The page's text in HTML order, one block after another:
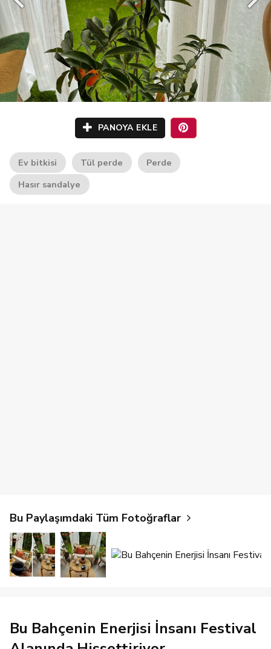
PANOYA EKLE
Ev bitkisi Tül perde
Perde
Hasır sandalye
Bu Paylaşımdaki Tüm Fotoğraflar
Bu Bahçenin Enerjisi İnsanı Festival